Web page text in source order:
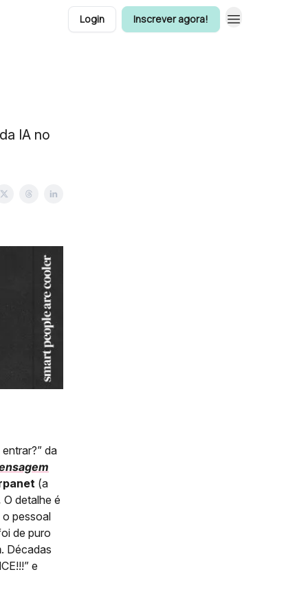
Login Inscrever agora!
IA no
da
(a
O detalhe é
o pessoal
de puro
. Décadas
e